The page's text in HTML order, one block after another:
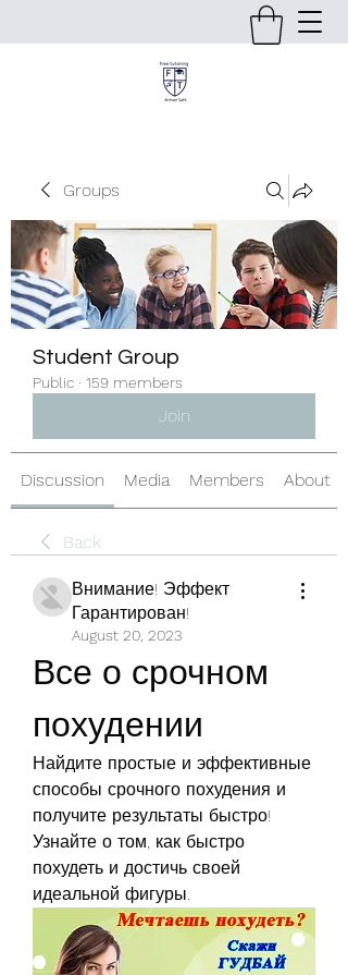
Groups
Student Group
Public · 159 members
Join
Discussion Media Members About
Back
Внимание! Эффект
Гарантирован!
August 20, 2023
Все о срочном
похудении
Найдите простые и эффективные
способы срочного похудения и
получите результаты быстро!
Узнайте о том, как быстро
похудеть и достичь своей
идеальной фигуры.